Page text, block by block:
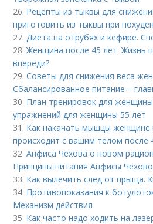
26. Рецепты из тыквы для
приготовить из тыквы при
27. Диета на отрубях и кефире.
28.Женщина после 45 лет. Жизнь
впереди?
29.Советы для снижения веса
Сбалансированное питание –
30. План тренировок для
упражнений для женщины 55 лет
31. Как накачать мышцы женщине
происходит с вашим телом после
32.Анфиса Чехова о новом
Принципы питания Анфисы
33. Как вылечить след от прыща.
34. Противопоказания к
Механизм действия
35. Как часто надо ходить на